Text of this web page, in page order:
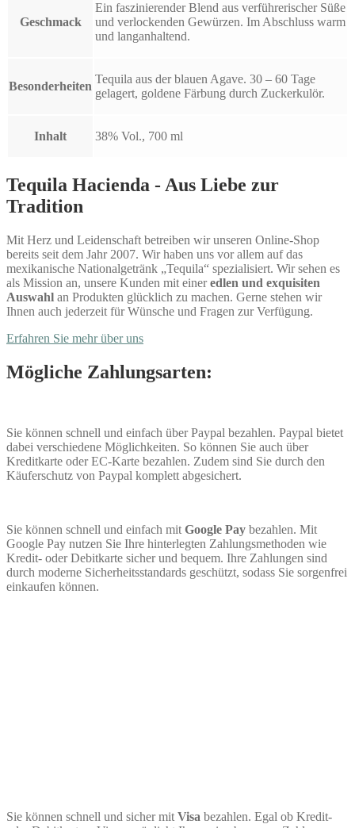
Geschmack
Ein faszinierender Blend aus verführerischer Süße
und verlockenden Gewürzen. Im Abschluss warm
und langanhaltend.
Besonderheiten
Tequila aus der blauen Agave. 30 – 60 Tage
gelagert, goldene Färbung durch Zuckerkulör.
Inhalt 38% Vol., 700 ml
Tequila Hacienda - Aus Liebe zur
Tradition
Mit Herz und Leidenschaft betreiben wir unseren Online-Shop
bereits seit dem Jahr 2007. Wir haben uns vor allem auf das
mexikanische Nationalgetränk „Tequila“ spezialisiert. Wir sehen es
als Mission an, unsere Kunden mit eineredlen und exquisiten
Auswahl an Produkten glücklich zu machen. Gerne stehen wir
Ihnen auch jederzeit für Wünsche und Fragen zur Verfügung.
Erfahren Sie mehr über uns
Mögliche Zahlungsarten:
Sie können schnell und einfach über Paypal bezahlen. Paypal bietet
dabei verschiedene Möglichkeiten. So können Sie auch über
Kreditkarte oder EC-Karte bezahlen. Zudem sind Sie durch den
Käuferschutz von Paypal komplett abgesichert.
Sie können schnell und einfach mit Google Pay bezahlen. Mit
Google Pay nutzen Sie Ihre hinterlegten Zahlungsmethoden wie
Kredit- oder Debitkarte sicher und bequem. Ihre Zahlungen sind
durch moderne Sicherheitsstandards geschützt, sodass Sie sorgenfrei
einkaufen können.
Sie können schnell und sicher mit Visa bezahlen. Egal ob Kredit-